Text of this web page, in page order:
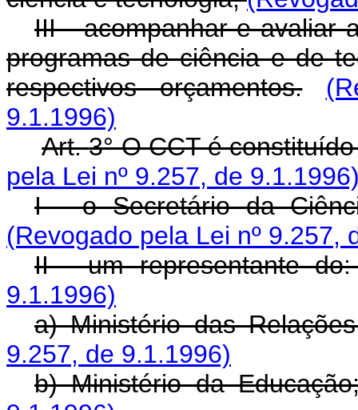
III - acompanhar e avaliar
programas de ciência e de
respectivos orçamentos.
9.1.1996)
Art. 3° O CCT é
pela Lei nº 9.257, de
I - o Secretário da
(Revogado pela Lei nº 9.257,
II - um representante
9.1.1996)
a) Ministério das
9.257, de 9.1.1996)
b) Ministério da